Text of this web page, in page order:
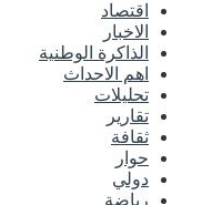
اقتصاد
الاخبار
الذاكرة الوطنية
اهم الاحداث
تحليلات
تقارير
ثقافة
حوار
دولي
رياضة